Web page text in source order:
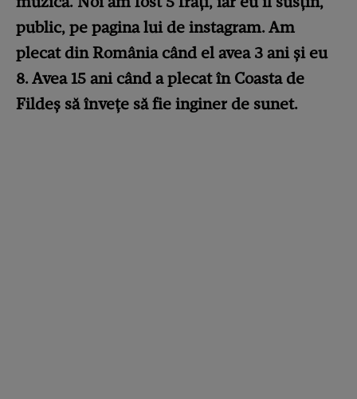
public, pe pagina lui de instagram. Am
plecat din România când el avea 3 ani şi eu
8. Avea 15 ani când a plecat în Coasta de
Fildeş să înveţe să fie inginer de sunet.